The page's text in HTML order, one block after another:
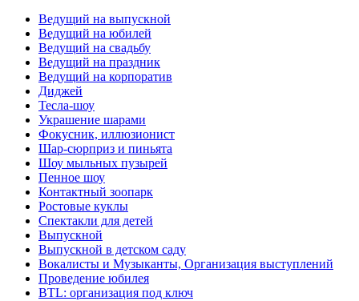
Ведущий на выпускной
Ведущий на юбилей
Ведущий на свадьбу
Ведущий на праздник
Ведущий на корпоратив
Диджей
Тесла-шоу
Украшение шарами
Фокусник, иллюзионист
Шар-сюрприз и пиньята
Шоу мыльных пузырей
Пенное шоу
Контактный зоопарк
Ростовые куклы
Спектакли для детей
Выпускной
Выпускной в детском саду
Вокалисты и Музыканты, Организация выступлений
Проведение юбилея
BTL: организация под ключ